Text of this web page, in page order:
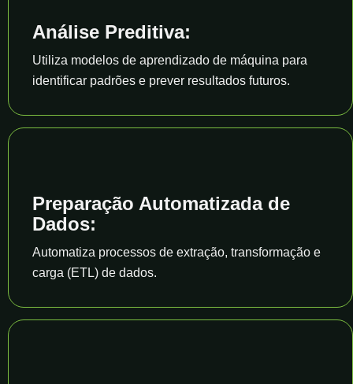
Análise Preditiva:
Utiliza modelos de aprendizado de máquina para
identificar padrões e prever resultados futuros.
Preparação Automatizada de
Dados:
Automatiza processos de extração, transformação e
carga (ETL) de dados.